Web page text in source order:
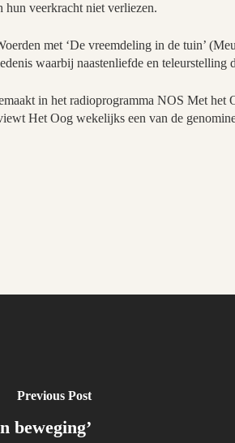
veerkracht niet verliezen.
met ‘De vreemdeling in de tuin’
waarbij naastenliefde en teleurstelling
in het radioprogramma NOS Met het
Het Oog wekelijks een van de
Previous Post
beweging’